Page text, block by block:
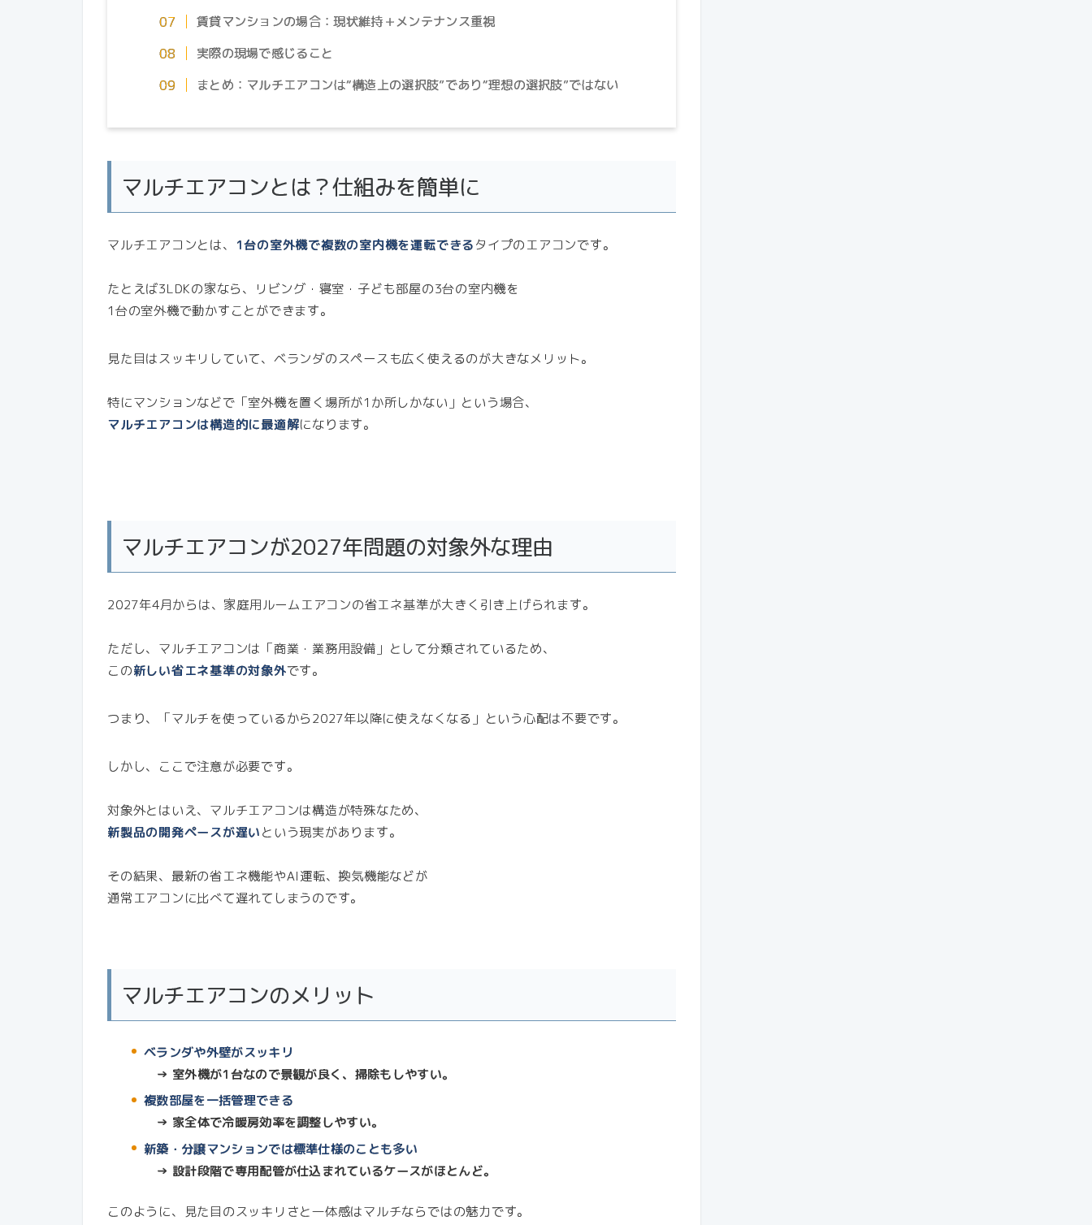
賃貸マンションの場合：現状維持＋メンテナンス重視
実際の現場で感じること
まとめ：マルチエアコンは“構造上の選択肢”であり“理想の選択肢”ではない
マルチエアコンとは？仕組みを簡単に
マルチエアコンとは、 1台の室外機で複数の室内機を運転できるタイプのエアコンです。
たとえば3LDKの家なら、リビング・寝室・子ども部屋の3台の室内機を
1台の室外機で動かすことができます。
見た目はスッキリしていて、ベランダのスペースも広く使えるのが大きなメリット。
特にマンションなどで「室外機を置く場所が1か所しかない」という場合、
マルチエアコンは構造的に最適解になります。
マルチエアコンが2027年問題の対象外な理由
2027年4月からは、家庭用ルームエアコンの省エネ基準が大きく引き上げられます。
ただし、マルチエアコンは「商業・業務用設備」として分類されているため、
この新しい省エネ基準の対象外です。
つまり、「マルチを使っているから2027年以降に使えなくなる」という心配は不要です。
しかし、ここで注意が必要です。
対象外とはいえ、マルチエアコンは構造が特殊なため、
新製品の開発ペースが遅いという現実があります。
その結果、最新の省エネ機能やAI運転、換気機能などが
通常エアコンに比べて遅れてしまうのです。
マルチエアコンのメリット
ベランダや外壁がスッキリ
→ 室外機が1台なので景観が良く、掃除もしやすい。
複数部屋を一括管理できる
→ 家全体で冷暖房効率を調整しやすい。
新築・分譲マンションでは標準仕様のことも多い
→ 設計段階で専用配管が仕込まれているケースがほとんど。
このように、見た目のスッキリさと一体感はマルチならではの魅力です。